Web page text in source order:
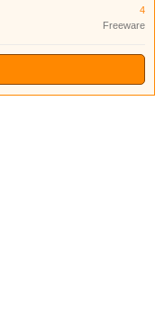
4
Freeware